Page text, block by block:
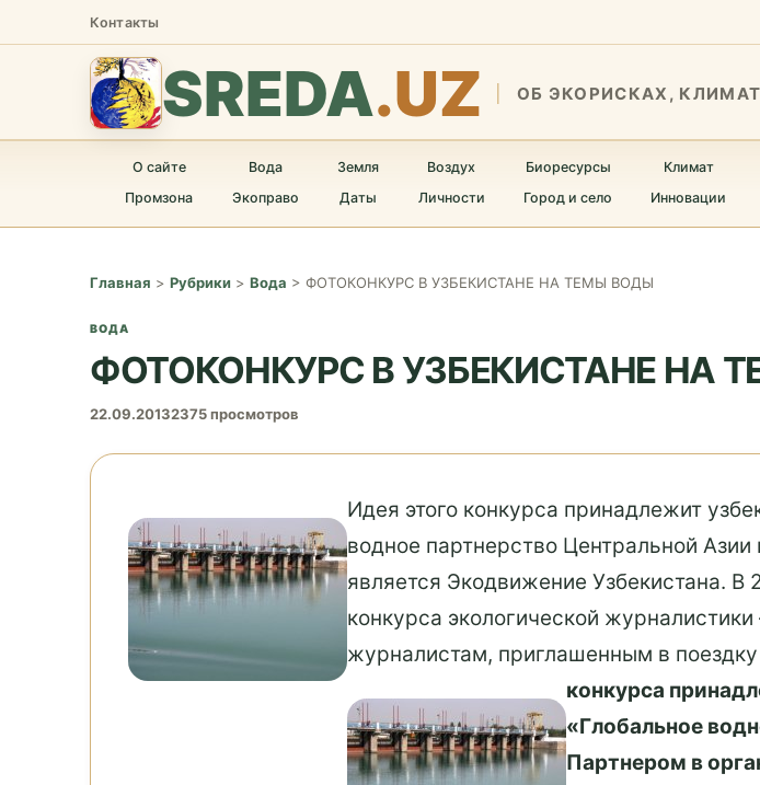
Контакты
SREDA.UZ ОБ ЭКОРИСКАХ,
О сайте Вода Земля Воздух Биоресурсы Климат
Промзона
Экоправо Даты Личности Город и село Инновации
Главная > Рубрики > Вода > ФОТОКОНКУРС В УЗБЕКИСТАНЕ НА ТЕМЫ ВОДЫ
ВОДА
ФОТОКОНКУРС В УЗБЕКИСТАНЕ НА
22.09.20132375 просмотров
Идея этого конкурса принадлежит
водное партнерство Центральной
является Экодвижение Узбекистана. В
конкурса экологической
журналистам, приглашенным в
конкурса
«Глобальное
Партнером в